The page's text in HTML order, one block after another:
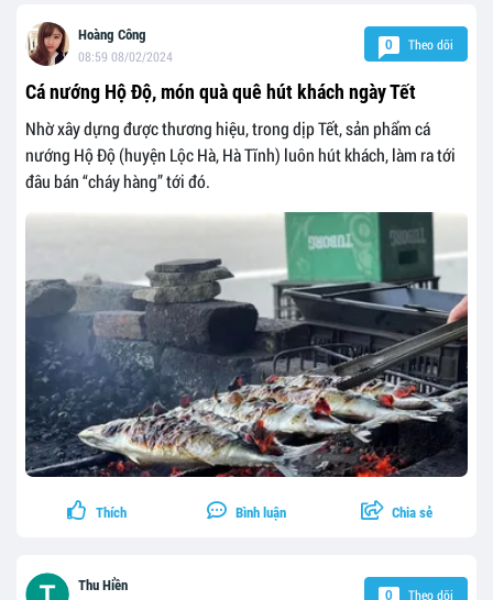
Hoàng Công
08:59 08/02/2024
0 Theo dõi
Cá nướng Hộ Độ, món quà quê hút khách ngày Tết
Nhờ xây dựng được thương hiệu, trong dịp Tết, sản phẩm cá
nướng Hộ Độ (huyện Lộc Hà, Hà Tĩnh) luôn hút khách, làm ra tới
đâu bán “cháy hàng” tới đó.
Thích Bình luận Chia sẻ
Thu Hiền
0 Theo dõi